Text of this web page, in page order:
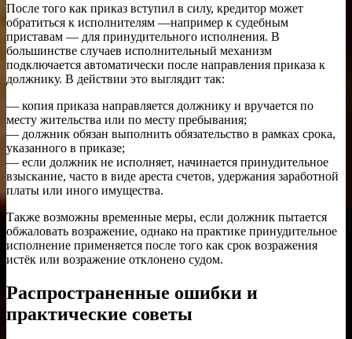
После того как приказ вступил в силу, кредитор может
обратиться к исполнителям —например к судебным
приставам — для принудительного исполнения. В
большинстве случаев исполнительный механизм
подключается автоматически после направления приказа к
должнику. В действии это выглядит так:
— копия приказа направляется должнику и вручается по
месту жительства или по месту пребывания;
— должник обязан выполнить обязательство в рамках срока,
указанного в приказе;
— если должник не исполняет, начинается принудительное
взыскание, часто в виде ареста счетов, удержания заработной
платы или иного имущества.
Также возможны временные меры, если должник пытается
обжаловать возражение, однако на практике принудительное
исполнение применяется после того как срок возражения
истёк или возражение отклонено судом.
Распространенные ошибки и
практические советы